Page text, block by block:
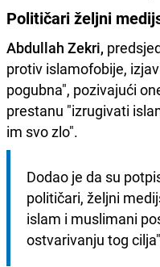
Političari željni
Abdullah Zekri,
protiv islamofobije,
pogubna", pozivajući
prestanu "izrugivati
im svo zlo".
Dodao je da su
političari, željni
islam i muslimani
ostvarivanju tog